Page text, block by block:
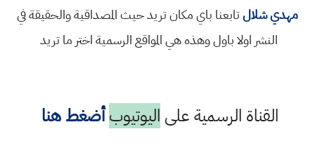
مهدي شلالتابعنا باي مكان تريد حيث المصداقية والحقيقة في
النشر اولا باول وهذه هي المواقع الرسمية اختر ما تريد
القناة الرسمية على اليوتيوب أضغط هنا